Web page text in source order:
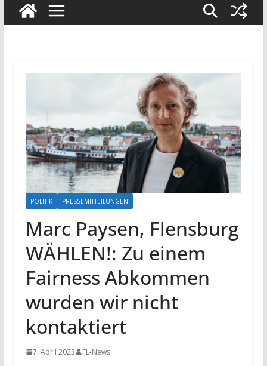
POLITIK PRESSEMITTEILUNGEN
Marc Paysen, Flensburg
WÄHLEN!: Zu einem
Fairness Abkommen
wurden wir nicht
kontaktiert
7. April 2023 FL-News